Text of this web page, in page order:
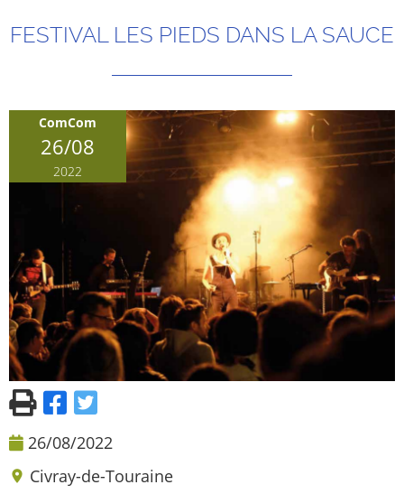
FESTIVAL LES PIEDS DANS LA SAUCE
ComCom
26/08
2022
26/08/2022
Civray-de-Touraine